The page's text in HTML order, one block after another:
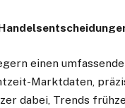
einen
Marktdaten,
dabei, Trends